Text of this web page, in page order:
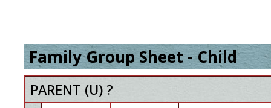
Family Group Sheet - Child
PARENT (U) ?